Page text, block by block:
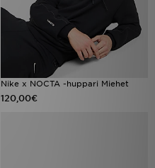
Nike x NOCTA -huppari Miehet
120,00€